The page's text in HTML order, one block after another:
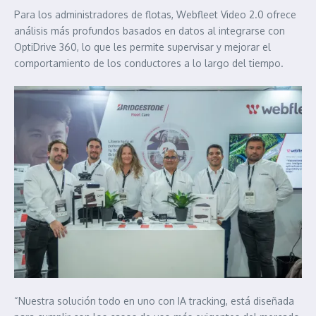
Para los administradores de flotas, Webfleet Video 2.0 ofrece
análisis más profundos basados en datos al integrarse con
OptiDrive 360, lo que les permite supervisar y mejorar el
comportamiento de los conductores a lo largo del tiempo.
“Nuestra solución todo en uno con IA tracking, está diseñada